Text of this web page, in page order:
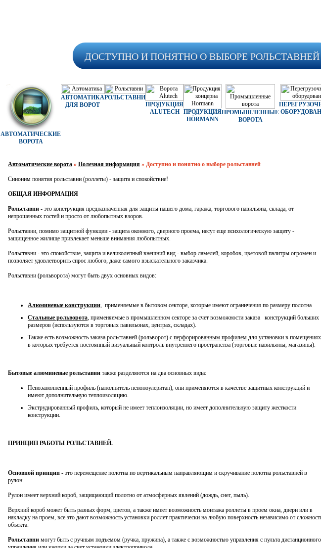
ДОСТУПНО И ПОНЯТНО О ВЫБОРЕ РОЛЬСТАВНЕЙ
АВТОМАТИЧЕСКИЕ
ВОРОТА
АВТОМАТИКА
ДЛЯ ВОРОТ
РОЛЬСТАВНИ
ПРОДУКЦИЯ
ALUTECH
ПРОДУКЦИЯ
HÖRMANN
ПРОМЫШЛЕННЫЕ
ВОРОТА
Автоматические ворота » Полезная информация » Доступно и понятно о выборе рольставней
Синоним понятия рольставни (роллеты) - защита и спокойствие!
ОБЩАЯ ИНФОРМАЦИЯ
Рольставни - это конструкция предназначенная для защиты нашего дома, гаража, торгового павильона, склада, от
непрошенных гостей и просто от любопытных взоров.
Рольставни, помимо защитной функции - защита оконного, дверного проема, несут еще психологическую защиту -
защищенное жилище привлекает меньше внимания любопытных.
Рольставни - это спокойствие, защита и великолепный внешний вид - выбор ламелей, коробов, цветовой палитры огромен и
позволяет удовлетворить спрос любого, даже самого взыскательного заказчика.
Рольставни (рольворота) могут быть двух основных видов:
Алюминевые конструкции, применяемые в бытовом секторе, которые имеют ограничения по размеру полотна
Стальные рольворота, применяемые в промышленном секторе за счет возможности заказа конструкций больших
размеров (используются в торговых павильонах, центрах, складах).
Также есть возможность заказа рольставней (рольворот) с перфорированным профилем для установки в помещениях
в которых требуется постоянный визуальный контроль внутреннего пространства (торговые павильоны, магазины).
Бытовые алюминевые рольставни также разделяются на два основных вида:
Пенозаполненный профиль (наполнитель пенопоулеритан), они применяются в качестве защитных конструкций и
имеют дополнительную теплоизоляцию.
Экструдированный профиль, который не имеет теплоизоляции, но имеет дополнительную защиту жесткости
конструкции.
ПРИНЦИП РАБОТЫ РОЛЬСТАВНЕЙ.
Основной принцип - это перемещение полотна по вертикальным направляющим и скручивание полотна рольставней в
рулон.
Рулон имеет верхний короб, защищающий полотно от атмосферных явлений (дождь, снег, пыль).
Верхний короб может быть разных форм, цветов, а также имеет возможность монтажа роллеты в проем окна, двери или в
накладку на проем, все это дают возможность установки роллет практически на любую поверхность независимо от
объекта.
Рольставни могут быть с ручным подъемом (ручка, пружина), а также с возможностью управления с пульта дистанционного